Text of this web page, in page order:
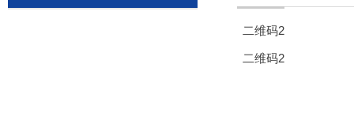
二维码2
二维码2